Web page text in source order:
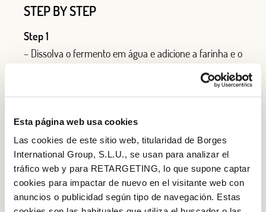
Esta página web usa cookies
Las cookies de este sitio web, titularidad de Borges
International Group, S.L.U., se usan para analizar el
tráfico web y para RETARGETING, lo que supone captar
cookies para impactar de nuevo en el visitante web con
anuncios o publicidad según tipo de navegación. Estas
STEP BY STEP
Step 1
– Dissolva o fermento em água e adicione a farinha e o
sal. Misture bem e adicione lentamente o azeite
Step 2
Amasse a massa sobre uma superfície de trabalho
limpa e plana, polvilhada com farinha, para impedir
que ela grude. Vire a massa, estique-a, traga-a para